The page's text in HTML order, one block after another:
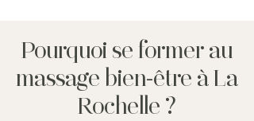
Pourquoi se former au
massage bien-être à La
Rochelle ?